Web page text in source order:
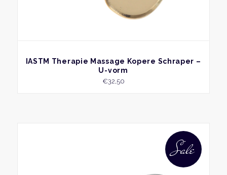
BEKIJK
IASTM Therapie Massage Kopere Schraper –
U-vorm
€32,50
Sale